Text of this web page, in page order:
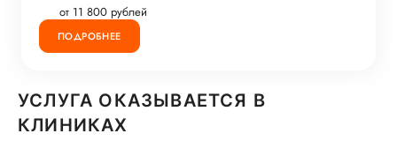
от 11 800 рублей
ПОДРОБНЕЕ
УСЛУГА ОКАЗЫВАЕТСЯ В
КЛИНИКАХ